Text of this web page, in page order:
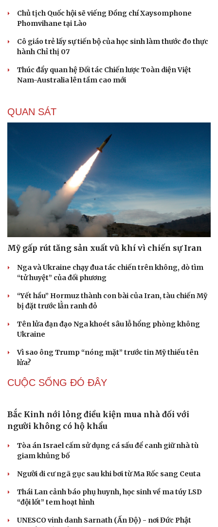
Thái Lan cảnh báo phụ huynh, học sinh về ma túy LSD
“đội lốt” tem hoạt hình
UNESCO vinh danh Sarnath (Ấn Độ) - nơi Đức Phật
thuyết pháp đầu tiên
HỒ SƠ
Lý do ông Trump được xem là tư lệnh chiến lược hiệu
Chiến lược lợi hại của Iran nhằm làm suy yếu Mỹ và Tổng
Chuyện gì sẽ xảy ra nếu phát xít Đức xâm lược Anh vào
năm 1940?
Tại sao Mỹ bất ngờ ngừng ném bom Iran dù ông
Trump từng rất cả quyết?
CHÍNH TRỊ
Đồng chí Xaysomphone Phomvihane luôn quan
tâm đến tình hữu nghị Việt Nam - Lào
Tổng Bí thư, Chủ tịch nước lên đường thăm cấp Nhà
nước Australia và New Zealand
Chủ tịch Quốc hội sẽ viếng Đồng chí Xaysomphone
Phomvihane tại Lào
Cô giáo trẻ lấy sự tiến bộ của học sinh làm thước đo thực
hành Chỉ thị 07
Thúc đẩy quan hệ Đối tác Chiến lược Toàn diện Việt
QUAN SÁT